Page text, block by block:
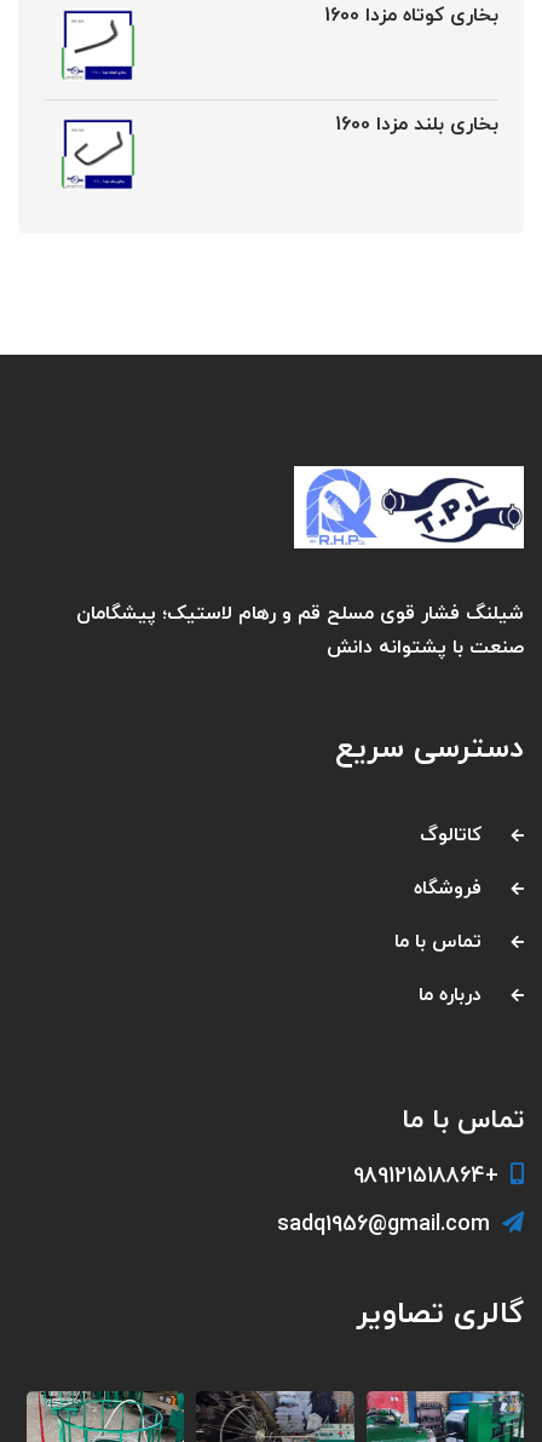
بخاری کوتاه مزدا 1600
بخاری بلند مزدا 1600
شیلنگ فشار قوی مسلح قم و رهام لاستیک؛ پیشگامان
صنعت با پشتوانه دانش
دسترسی سریع
کاتالوگ
فروشگاه
تماس با ما
درباره ما
تماس با ما
+989121518864
sadq1956@gmail.com
گالری تصاویر